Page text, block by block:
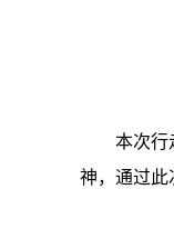
本次行
神，通过此